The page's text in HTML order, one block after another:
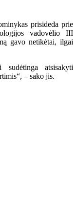
prisideda prie
vadovėlio III
gavo netikėtai, ilgai
sudėtinga atsisakyti
– sako jis.